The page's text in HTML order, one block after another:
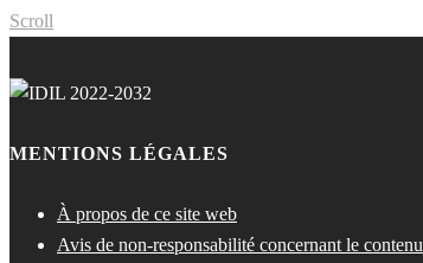
Scroll
MENTIONS LÉGALES
À propos de ce site web
Avis de non-responsabilité concernant le contenu